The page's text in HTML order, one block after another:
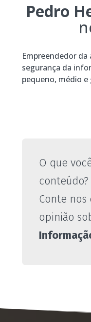
Pedro
Empreendedor
segurança da
pequeno, médio
O que
conteúdo?
Conte nos
opinião